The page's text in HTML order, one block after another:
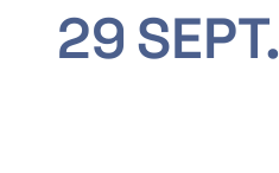
29SEPT.